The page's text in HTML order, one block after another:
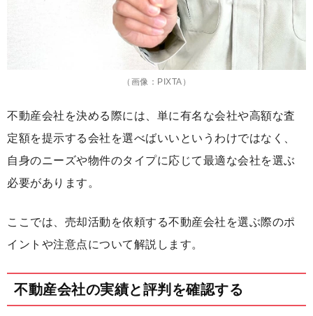
（画像：PIXTA）
不動産会社を決める際には、単に有名な会社や高額な査
定額を提示する会社を選べばいいというわけではなく、
自身のニーズや物件のタイプに応じて最適な会社を選ぶ
必要があります。
ここでは、売却活動を依頼する不動産会社を選ぶ際のポ
イントや注意点について解説します。
不動産会社の実績と評判を確認する